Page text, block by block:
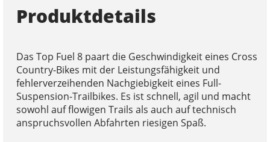
Produktdetails
Das Top Fuel 8 paart die Geschwindigkeit eines Cross
Country-Bikes mit der Leistungsfähigkeit und
fehlerverzeihenden Nachgiebigkeit eines Full-
Suspension-Trailbikes. Es ist schnell, agil und macht
sowohl auf flowigen Trails als auch auf technisch
anspruchsvollen Abfahrten riesigen Spaß.